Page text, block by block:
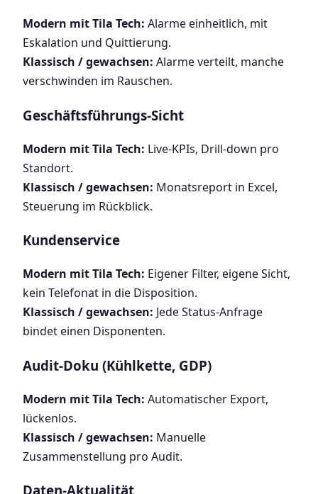
Modern mit Tila Tech: Alarme einheitlich, mit
Eskalation und Quittierung.
Klassisch / gewachsen: Alarme verteilt, manche
verschwinden im Rauschen.
Geschäftsführungs-Sicht
Modern mit Tila Tech: Live-KPIs, Drill-down pro
Standort.
Klassisch / gewachsen: Monatsreport in Excel,
Steuerung im Rückblick.
Kundenservice
Modern mit Tila Tech: Eigener Filter, eigene Sicht,
kein Telefonat in die Disposition.
Klassisch / gewachsen: Jede Status-Anfrage
bindet einen Disponenten.
Audit-Doku (Kühlkette, GDP)
Modern mit Tila Tech: Automatischer Export,
lückenlos.
Klassisch / gewachsen: Manuelle
Zusammenstellung pro Audit.
Daten-Aktualität